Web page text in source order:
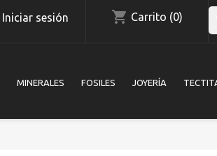
Iniciar sesión shopping_cart Carrito (0)
MINERALES FOSILES JOYERÍA